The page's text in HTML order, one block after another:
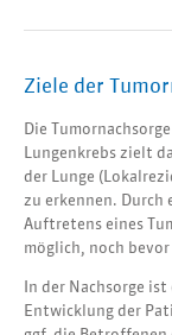
Ziele der
Die
Lungenkrebs zielt
der Lunge
zu erkennen.
Auftretens eines
möglich, noch
In der Nachsorge
Entwicklung der